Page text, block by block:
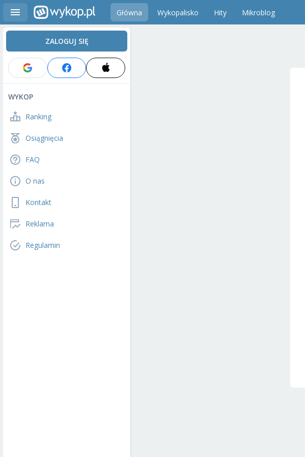
Główna Wykopalisko Hity Mikroblog
ZALOGUJ SIĘ
WYKOP
Ranking
Osiągnięcia
FAQ
O nas
Kontakt
Reklama
Regulamin